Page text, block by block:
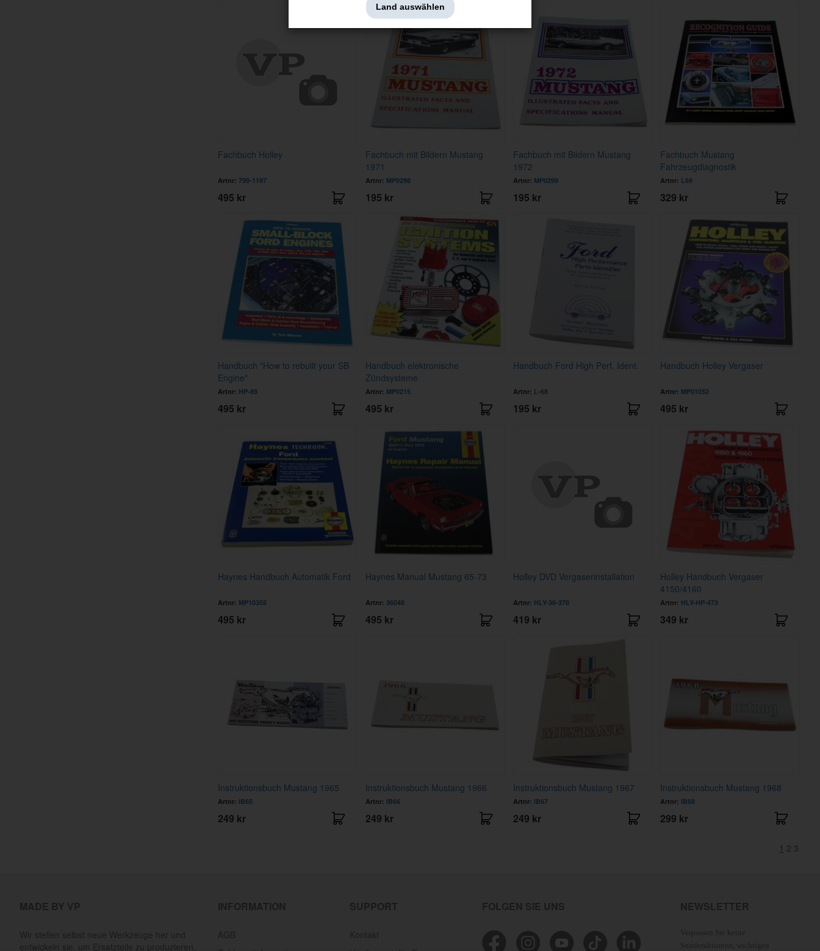
Fachbuch Holley
Artnr: 799-1197
495 kr
Fachbuch mit Bildern Mustang
1971
Artnr: MP0298
195 kr
Fachbuch mit Bildern Mustang
1972
Artnr: MP0299
195 kr
Fachbuch Mustang
Fahrzeugdiagnostik
Artnr: L69
329 kr
Handbuch "How to rebuilt your SB
Engine"
Artnr: HP-89
495 kr
Handbuch elektronische
Zündsysteme
Artnr: MP0215
495 kr
Handbuch Ford High Perf. Ident.
Artnr: L-68
195 kr
Handbuch Holley Vergaser
Artnr: MP01052
495 kr
Haynes Handbuch Automatik Ford
Artnr: MP10355
495 kr
Haynes Manual Mustang 65-73
Artnr: 36048
495 kr
Holley DVD Vergaserinstallation
Artnr: HLY-36-378
419 kr
Holley Handbuch Vergaser
4150/4160
Artnr: HLY-HP-473
349 kr
Instruktionsbuch Mustang 1965
Artnr: IB65
249 kr
Instruktionsbuch Mustang 1966
Artnr: IB66
249 kr
Instruktionsbuch Mustang 1967
Artnr: IB67
249 kr
Instruktionsbuch Mustang 1968
Artnr: IB68
299 kr
1 2 3
entwickeln sie, um Ersatzteile zu produzieren,
Land auswählen